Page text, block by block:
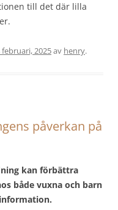
till det där lilla
februari, 2025av henry.
påverkan på
kan förbättra
både vuxna och barn